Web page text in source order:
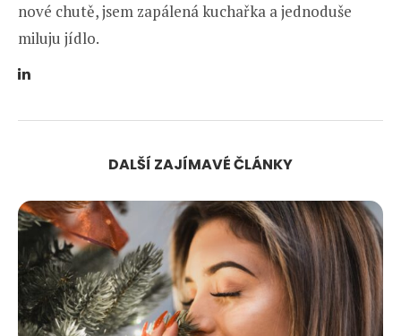
nové chutě, jsem zapálená kuchařka a jednoduše
miluju jídlo.
DALŠÍ ZAJÍMAVÉ ČLÁNKY